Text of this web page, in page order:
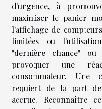
d'urgence, à
maximiser le panier
l'affichage de
limitées ou
"dernière chance" ou
provoquer une
consommateur. Une
requiert de la part
accrue. Reconnaître